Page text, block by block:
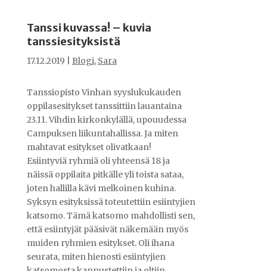
Tanssi kuvassa! – kuvia
tanssiesityksistä
17.12.2019 Blogi, Sara
Tanssiopisto Vinhan syyslukukauden
oppilasesitykset tanssittiin lauantaina
23.11. Vihdin kirkonkylällä, upouudessa
Campuksen liikuntahallissa. Ja miten
mahtavat esitykset olivatkaan!
Esiintyviä ryhmiä oli yhteensä 18 ja
näissä oppilaita pitkälle yli toista sataa,
joten hallilla kävi melkoinen kuhina.
Syksyn esityksissä toteutettiin esiintyjien
katsomo. Tämä katsomo mahdollisti sen,
että esiintyjät pääsivät näkemään myös
muiden ryhmien esitykset. Oli ihana
seurata, miten hienosti esiintyjien